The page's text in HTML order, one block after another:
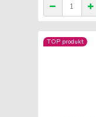
TOP produkt